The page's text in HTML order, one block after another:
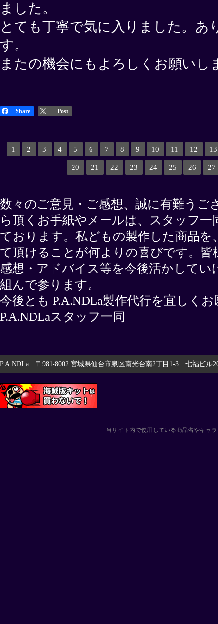
ました。
とても丁寧で気に入りました。あ
す。
またの機会にもよろしくお願いし
Share Post
1 2 3 4 5 6 7 8 9 10 11 12 13
20 21 22 23 24 25 26 27
数々のご意見・ご感想、誠に有難うご
ら頂くお手紙やメールは、スタッフ一
ております。私どもの製作した商品を
て頂けることが何よりの喜びです。皆
感想・アドバイス等を今後活かしてい
組んで参ります。
今後とも P.A.NDLa製作代行を宜しく
P.A.NDLaスタッフ一同
P.A.NDLa 〒981-8002 宮城県仙台市泉区南光台南2丁目1-3 七福ビル
当サイト内で使用している商品名やキャ